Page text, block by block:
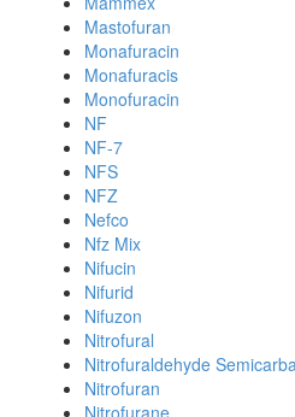
Mastofuran
Monafuracin
Monafuracis
Monofuracin
NF
NF-7
NFS
NFZ
Nefco
Nfz Mix
Nifucin
Nifurid
Nifuzon
Nitrofural
Nitrofuraldehyde
Nitrofuran
Nitrofurane